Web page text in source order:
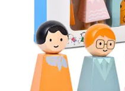
New Illuminati Files
Numerologie
Paranormal
Parapsihologie
Ramtha